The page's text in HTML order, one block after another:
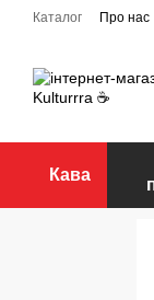
Перейти до
Каталог Про нас
Кава